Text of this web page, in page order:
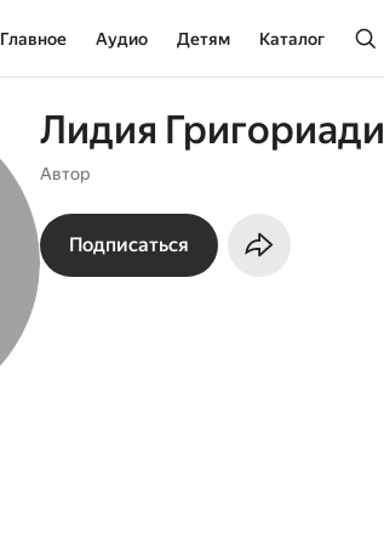
Главное Аудио Детям Каталог
Лидия Григориади
Автор
Подписаться